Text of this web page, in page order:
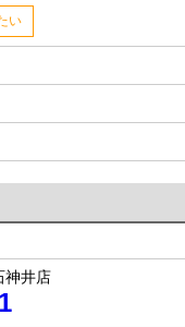
い
神井店